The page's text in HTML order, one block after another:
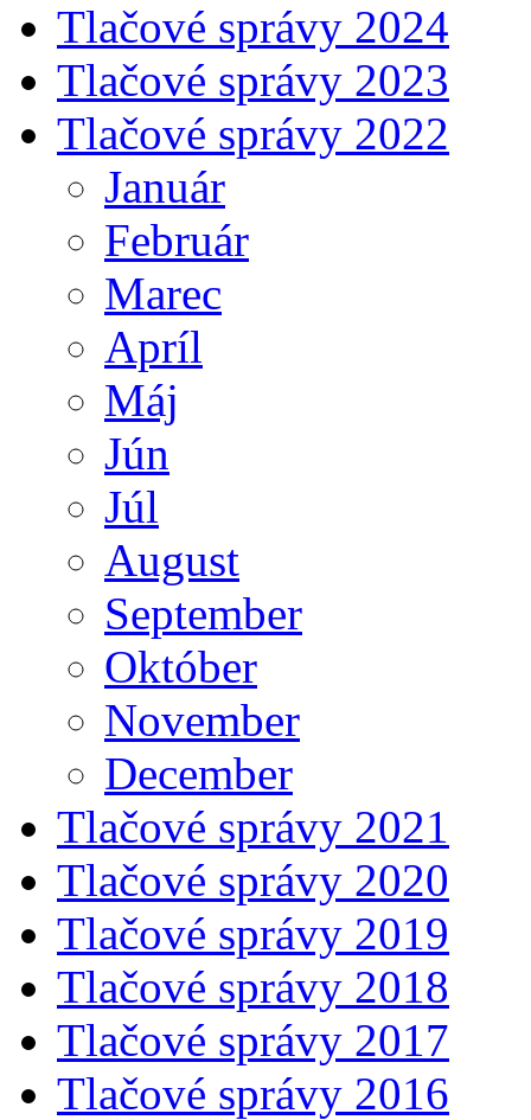
Tlačové správy 2024
Tlačové správy 2023
Tlačové správy 2022
Január
Február
Marec
Apríl
Máj
Jún
Júl
August
September
Október
November
December
Tlačové správy 2021
Tlačové správy 2020
Tlačové správy 2019
Tlačové správy 2018
Tlačové správy 2017
Tlačové správy 2016